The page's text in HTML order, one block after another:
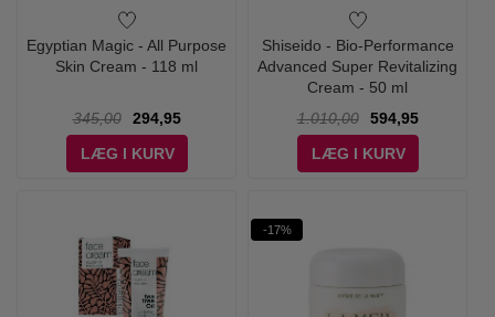
Egyptian Magic - All Purpose
Skin Cream - 118 ml
345,00
294,95
LÆG I KURV
Shiseido - Bio-Performance
Advanced Super Revitalizing
Cream - 50 ml
1.010,00
594,95
LÆG I KURV
-17%